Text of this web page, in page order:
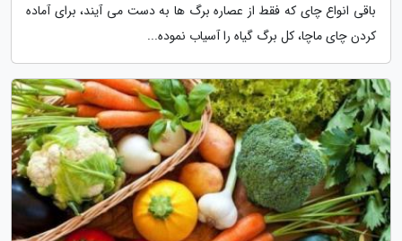
باقی انواع چای که فقط از عصاره برگ ها به دست می آیند، برای آماده
کردن چای ماچا، کل برگ گیاه را آسیاب نموده...